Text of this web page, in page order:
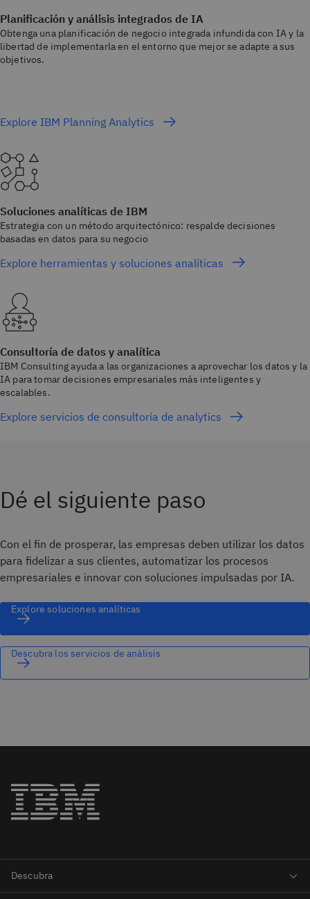
Planificación y análisis integrados de IA
Obtenga una planificación de negocio integrada infundida con IA y la
libertad de implementarla en el entorno que mejor se adapte a sus
objetivos.
Explore IBM Planning Analytics
Soluciones analíticas de IBM
Estrategia con un método arquitectónico: respalde decisiones
basadas en datos para su negocio
Explore herramientas y soluciones analíticas
Consultoría de datos y analítica
IBM Consulting ayuda a las organizaciones a aprovechar los datos y la
IA para tomar decisiones empresariales más inteligentes y
escalables.
Explore servicios de consultoría de analytics
Dé el siguiente paso
Con el fin de prosperar, las empresas deben utilizar los datos
para fidelizar a sus clientes, automatizar los procesos
empresariales e innovar con soluciones impulsadas por IA.
Explore soluciones analíticas
Descubra los servicios de análisis